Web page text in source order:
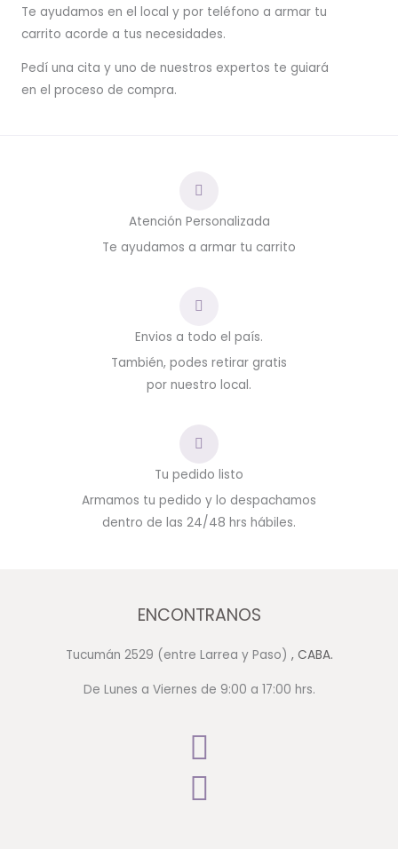
Te ayudamos en el local y por teléfono a armar tu
carrito acorde a tus necesidades.
Pedí una cita y uno de nuestros expertos te guiará
en el proceso de compra.
Atención Personalizada
Te ayudamos a armar tu carrito
Envios a todo el país.
También, podes retirar gratis
por nuestro local.
Tu pedido listo
Armamos tu pedido y lo despachamos
dentro de las 24/48 hrs hábiles.
ENCONTRANOS
Tucumán 2529 (entre Larrea y Paso) , CABA.
De Lunes a Viernes de 9:00 a 17:00 hrs.